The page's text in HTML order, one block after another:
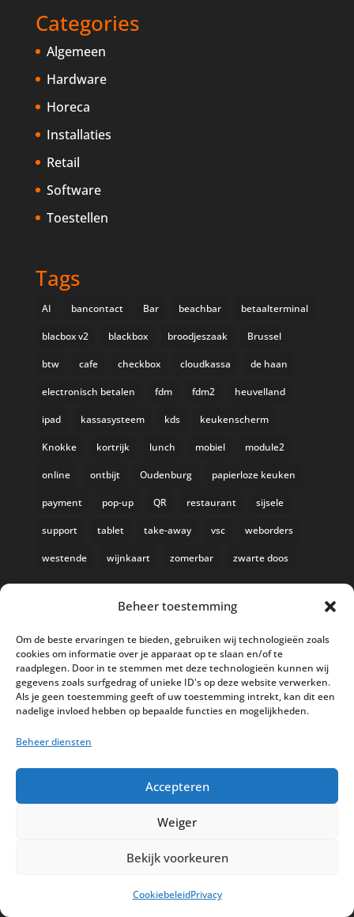
Beheer toestemming
Om de beste ervaringen te bieden, gebruiken wij technologieën zoals
cookies om informatie over je apparaat op te slaan en/of te
raadplegen. Door in te stemmen met deze technologieën kunnen wij
gegevens zoals surfgedrag of unieke ID's op deze website verwerken.
Als je geen toestemming geeft of uw toestemming intrekt, kan dit een
nadelige invloed hebben op bepaalde functies en mogelijkheden.
Beheer diensten
Accepteren
Weiger
Bekijk voorkeuren
CookiebeleidPrivacy
Categories
Algemeen
Hardware
Horeca
Installaties
Retail
Software
Toestellen
Tags
AI bancontact Bar beachbar betaalterminal
blacbox v2 blackbox broodjeszaak Brussel
btw cafe checkbox cloudkassa de haan
electronisch betalen fdm fdm2 heuvelland
ipad kassasysteem kds keukenscherm
Knokke kortrijk lunch mobiel module2
online ontbijt Oudenburg papierloze keuken
payment pop-up QR restaurant sijsele
support tablet take-away vsc weborders
westende wijnkaart zomerbar zwarte doos
AI in de Horeca kassawereld
Bestel nu nog aan de 2025 prijzen
Safran Palace start met nieuw
Privacy